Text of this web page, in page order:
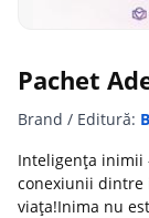
Pachet
Brand / Editură:
Inteligența inimii
conexiunii dintre
viața!Inima nu